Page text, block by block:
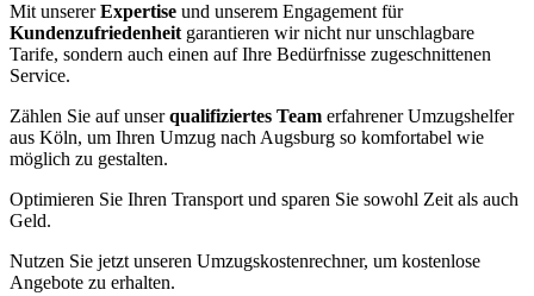
Mit unsererExpertise und unserem Engagement für
Kundenzufriedenheit garantieren wir nicht nur unschlagbare
Tarife, sondern auch einen auf Ihre Bedürfnisse zugeschnittenen
Service.
Zählen Sie auf unserqualifiziertes Team erfahrener Umzugshelfer
aus Köln, um Ihren Umzug nach Augsburg so komfortabel wie
möglich zu gestalten.
Optimieren Sie Ihren Transport und sparen Sie sowohl Zeit als auch
Geld.
Nutzen Sie jetzt unseren Umzugskostenrechner, um kostenlose
Angebote zu erhalten.